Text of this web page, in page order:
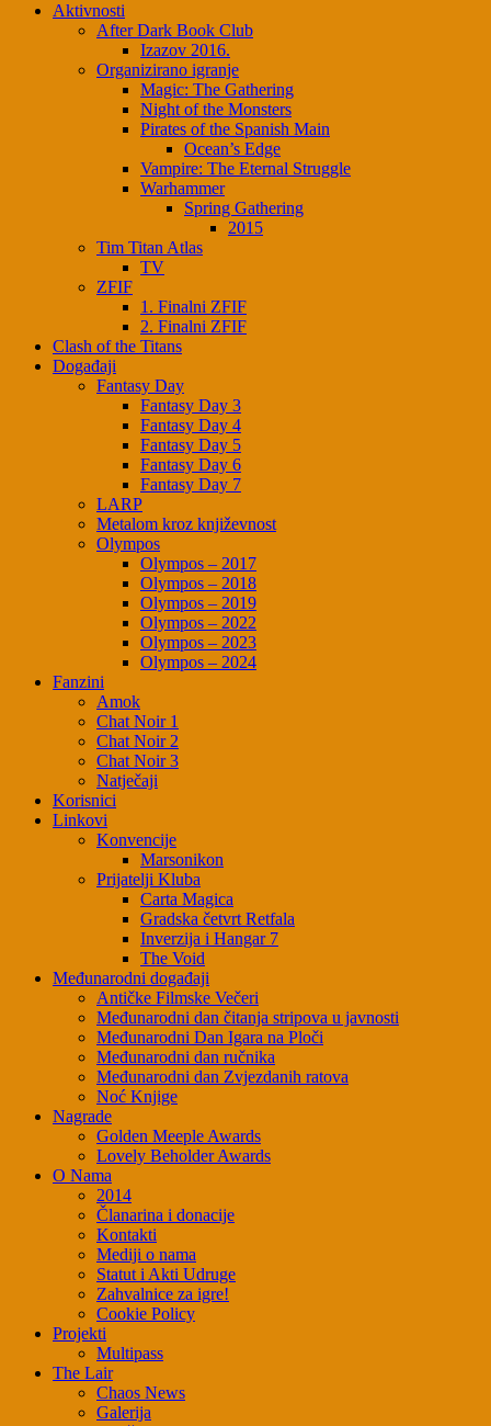
Aktivnosti
After Dark Book Club
Izazov 2016.
Organizirano igranje
Magic: The Gathering
Night of the Monsters
Pirates of the Spanish Main
Ocean’s Edge
Vampire: The Eternal Struggle
Warhammer
Spring Gathering
2015
Tim Titan Atlas
TV
ZFIF
1. Finalni ZFIF
2. Finalni ZFIF
Clash of the Titans
Događaji
Fantasy Day
Fantasy Day 3
Fantasy Day 4
Fantasy Day 5
Fantasy Day 6
Fantasy Day 7
LARP
Metalom kroz književnost
Olympos
Olympos – 2017
Olympos – 2018
Olympos – 2019
Olympos – 2022
Olympos – 2023
Olympos – 2024
Fanzini
Amok
Chat Noir 1
Chat Noir 2
Chat Noir 3
Natječaji
Korisnici
Linkovi
Konvencije
Marsonikon
Prijatelji Kluba
Carta Magica
Gradska četvrt Retfala
Inverzija i Hangar 7
The Void
Međunarodni događaji
Antičke Filmske Večeri
Međunarodni dan čitanja stripova u javnosti
Međunarodni Dan Igara na Ploči
Međunarodni dan ručnika
Međunarodni dan Zvjezdanih ratova
Noć Knjige
Nagrade
Golden Meeple Awards
Lovely Beholder Awards
O Nama
2014
Članarina i donacije
Kontakti
Mediji o nama
Statut i Akti Udruge
Zahvalnice za igre!
Cookie Policy
Projekti
Multipass
The Lair
Chaos News
Galerija